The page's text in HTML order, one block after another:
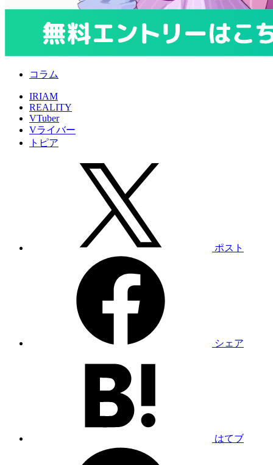
コラム
IRIAM
REALITY
VTuber
Vライバー
トピア
ポスト
シェア
はてブ